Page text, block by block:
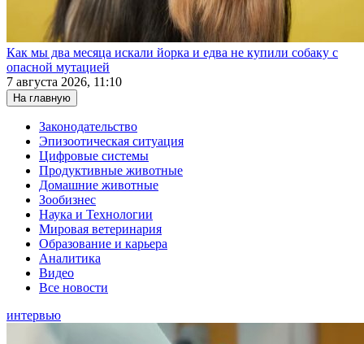
Как мы два месяца искали йорка и едва не купили собаку с
опасной мутацией
7 августа 2026, 11:10
На главную
Законодательство
Эпизоотическая ситуация
Цифровые системы
Продуктивные животные
Домашние животные
Зообизнес
Наука и Технологии
Мировая ветеринария
Образование и карьера
Аналитика
Видео
Все новости
интервью